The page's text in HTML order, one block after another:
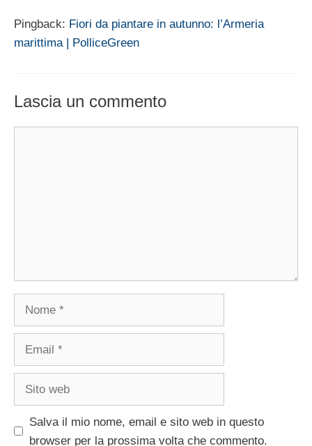
Pingback: Fiori da piantare in autunno: l’Armeria
marittima | PolliceGreen
Lascia un commento
Salva il mio nome, email e sito web in questo
browser per la prossima volta che commento.